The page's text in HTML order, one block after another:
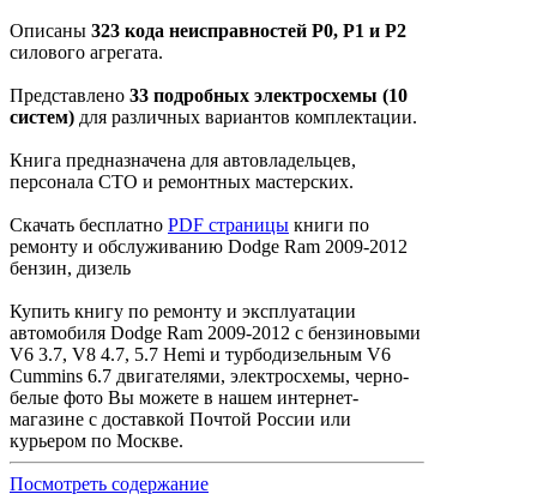
Описаны 323 кода неисправностей P0, P1 и P2
силового агрегата.
Представлено 33 подробных электросхемы (10
систем) для различных вариантов комплектации.
Книга предназначена для автовладельцев,
персонала СТО и ремонтных мастерских.
Скачать бесплатно PDF страницы книги по
ремонту и обслуживанию Dodge Ram 2009-2012
бензин, дизель
Купить книгу по ремонту и эксплуатации
автомобиля Dodge Ram 2009-2012 с бензиновыми
V6 3.7, V8 4.7, 5.7 Hemi и турбодизельным V6
Cummins 6.7 двигателями, электросхемы, черно-
белые фото Вы можете в нашем интернет-
магазине с доставкой Почтой России или
курьером по Москве.
Посмотреть содержание